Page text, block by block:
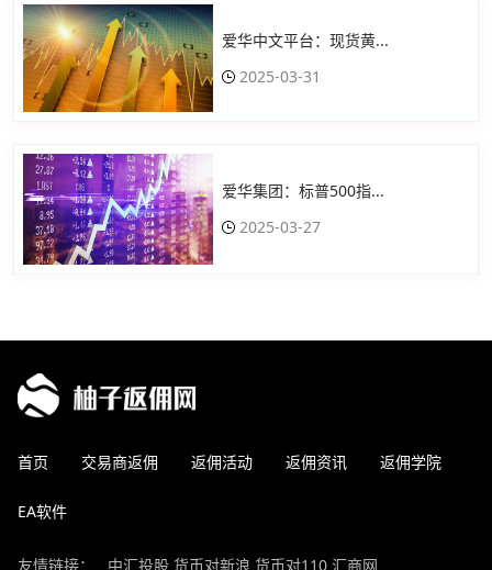
爱华中文平台：现货黄...
2025-03-31
爱华集团：标普500指...
2025-03-27
首页 交易商返佣 返佣活动 返佣资讯 返佣学院
EA软件
友情链接： 中汇投股 货币对新浪 货币对110 汇商网